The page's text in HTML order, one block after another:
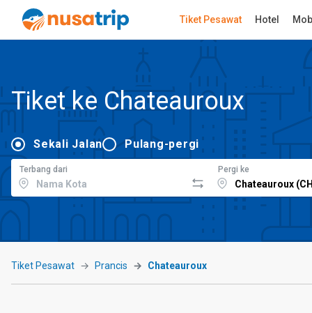
Tiket Pesawat Hotel
Tiket ke Chateauroux
Sekali Jalan Pulang-pergi
Terbang dari Pergi ke
Tiket Pesawat Prancis Chateauroux